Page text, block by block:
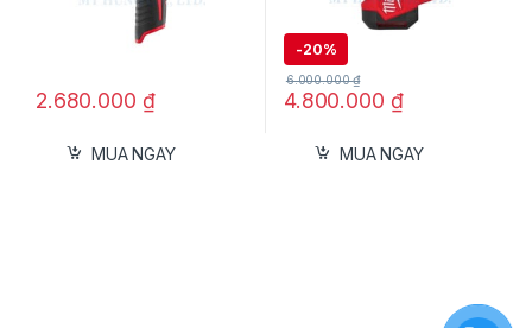
các góc cắt khác nhau.
Xây dựng & nội thất: Cưa gỗ, nhựa, vật liệu
2.680.000 ₫
MUA NGAY
-20%
4.800.000 ₫
6.000.000₫
MUA NGAY